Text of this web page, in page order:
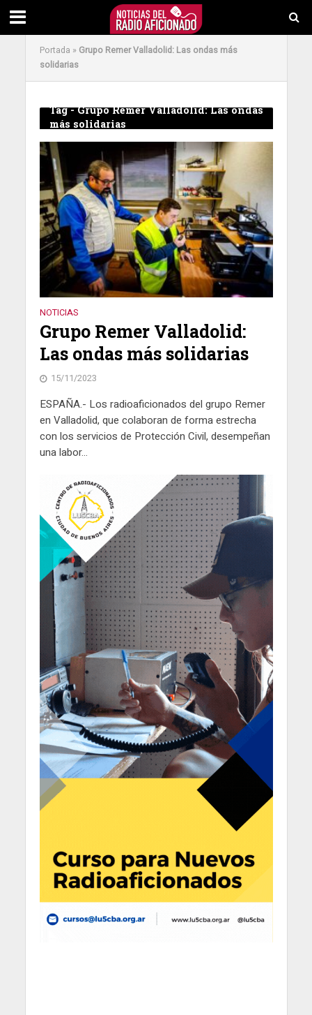
Portada » Grupo Remer Valladolid: Las ondas más
solidarias
Tag - Grupo Remer Valladolid: Las ondas
más solidarias
NOTICIAS
Grupo Remer Valladolid:
Las ondas más solidarias
15/11/2023
ESPAÑA.- Los radioaficionados del grupo Remer
en Valladolid, que colaboran de forma estrecha
con los servicios de Protección Civil, desempeñan
una labor...